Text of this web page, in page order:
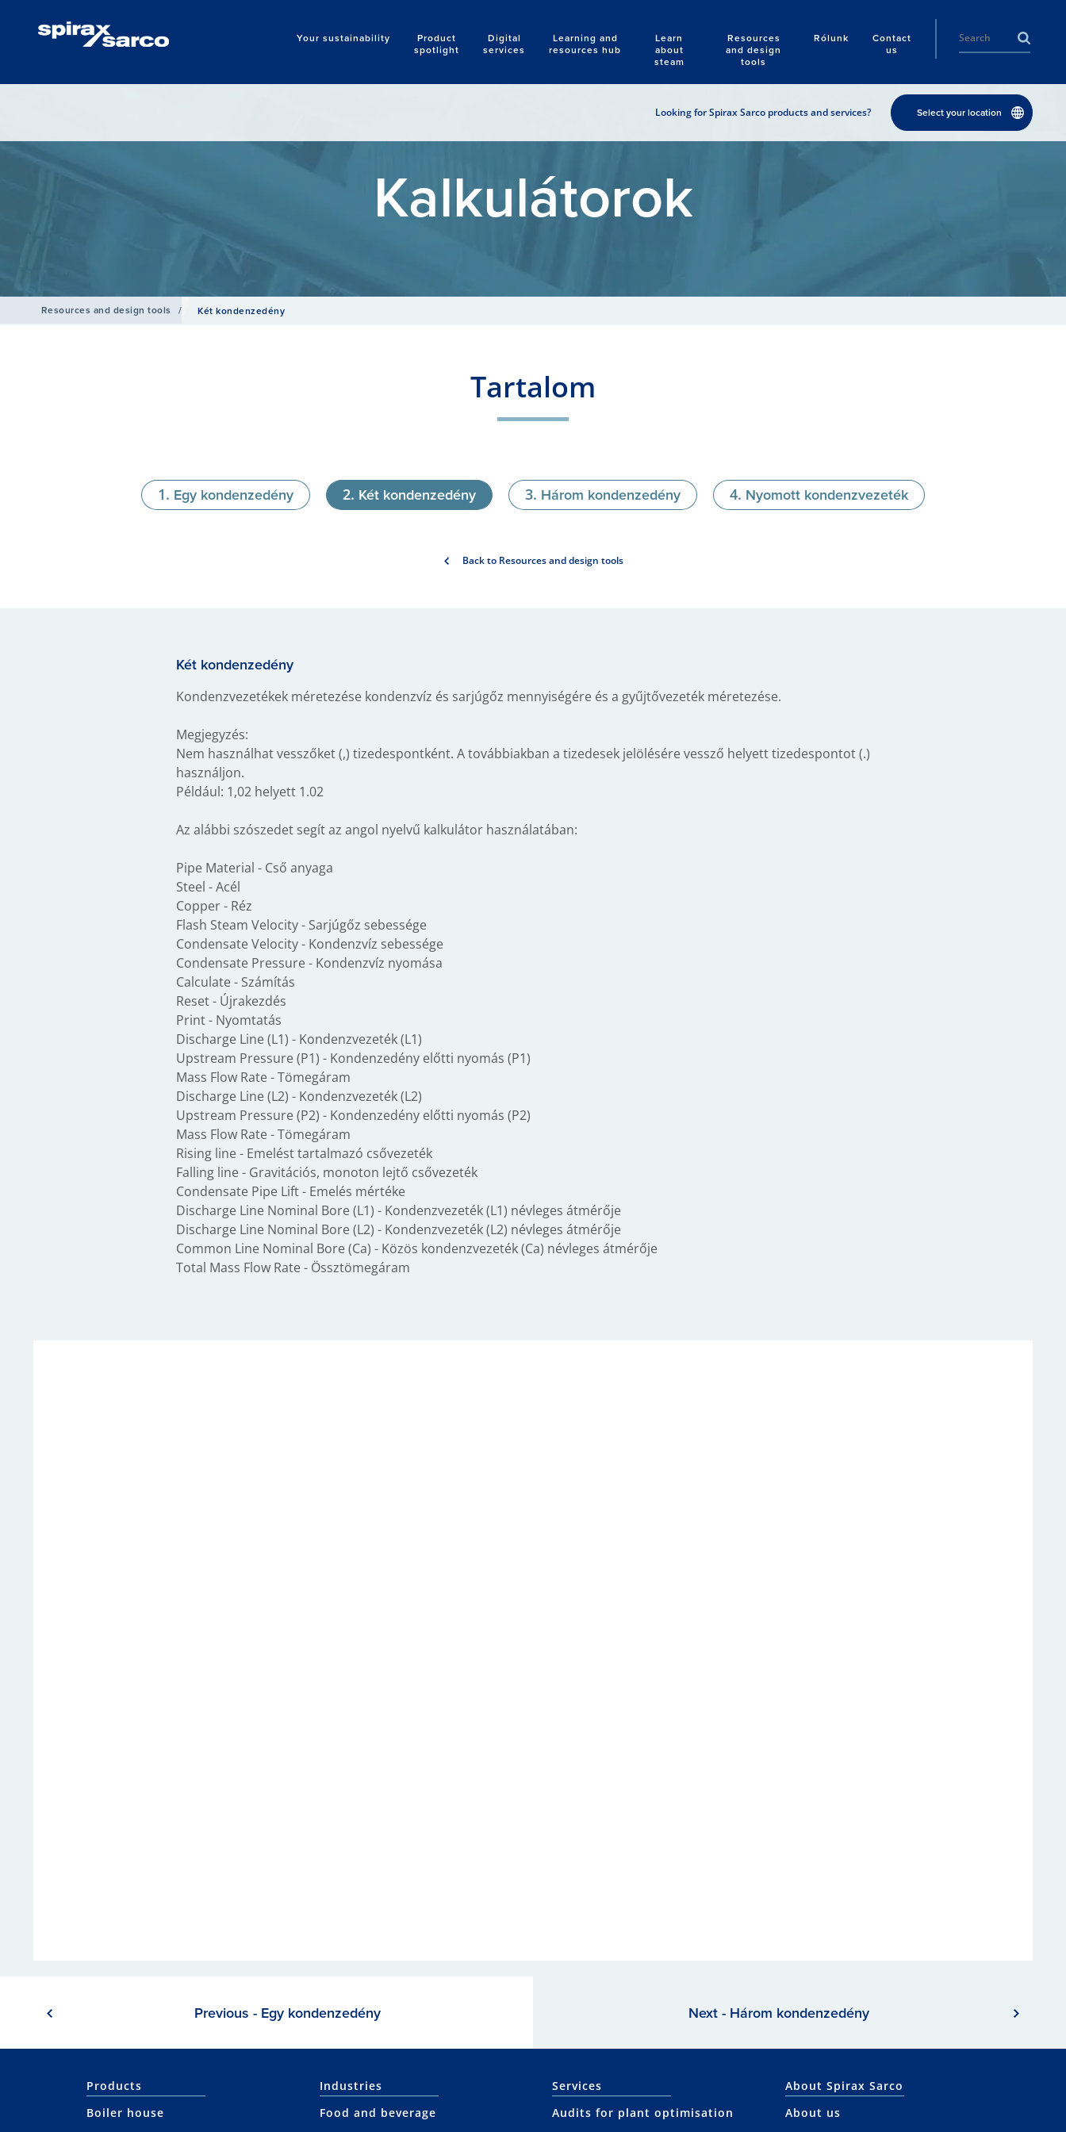
Your sustainability
Product
spotlight
Digital
services
Learning and
resources hub
Learn
about
steam
Resources
and design
tools
Rólunk
Contact
us
Search
Looking for Spirax Sarco products and services? Select your location
Kalkulátorok
Resources and design tools / Két kondenzedény
Tartalom
Egy kondenzedény Két kondenzedény Három kondenzedény Nyomott kondenzvezeték
Back to Resources and design tools
Két kondenzedény
Kondenzvezetékek méretezése kondenzvíz és sarjúgőz mennyiségére és a gyűjtővezeték méretezése.
Megjegyzés:
Nem használhat vesszőket (,) tizedespontként. A továbbiakban a tizedesek jelölésére vessző helyett tizedespontot (.)
használjon.
Például: 1,02 helyett 1.02
Az alábbi szószedet segít az angol nyelvű kalkulátor használatában:
Pipe Material - Cső anyaga
Steel - Acél
Copper - Réz
Flash Steam Velocity - Sarjúgőz sebessége
Condensate Velocity - Kondenzvíz sebessége
Condensate Pressure - Kondenzvíz nyomása
Calculate - Számítás
Reset - Újrakezdés
Print - Nyomtatás
Discharge Line (L1) - Kondenzvezeték (L1)
Upstream Pressure (P1) - Kondenzedény előtti nyomás (P1)
Mass Flow Rate - Tömegáram
Discharge Line (L2) - Kondenzvezeték (L2)
Upstream Pressure (P2) - Kondenzedény előtti nyomás (P2)
Mass Flow Rate - Tömegáram
Rising line - Emelést tartalmazó csővezeték
Falling line - Gravitációs, monoton lejtő csővezeték
Condensate Pipe Lift - Emelés mértéke
Discharge Line Nominal Bore (L1) - Kondenzvezeték (L1) névleges átmérője
Discharge Line Nominal Bore (L2) - Kondenzvezeték (L2) névleges átmérője
Common Line Nominal Bore (Ca) - Közös kondenzvezeték (Ca) névleges átmérője
Total Mass Flow Rate - Össztömegáram
Previous - Egy kondenzedény Next - Három kondenzedény
Products
Boiler house
Industries
Food and beverage
Services
Audits for plant optimisation
About Spirax Sarco
About us